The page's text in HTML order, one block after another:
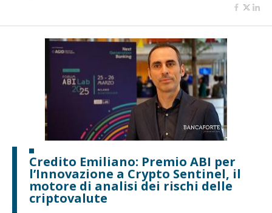
Credito Emiliano: Premio ABI per
l’Innovazione a Crypto Sentinel, il
motore di analisi dei rischi delle
criptovalute